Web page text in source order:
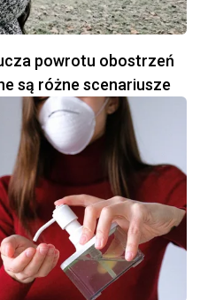
powrotu obostrzeń
są różne scenariusze